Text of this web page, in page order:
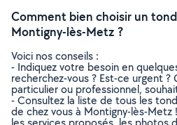
Comment bien choisir un
Montigny-lès-Metz ?
Voici nos conseils :
- Indiquez votre besoin en
recherchez-vous ? Est-ce urgent
particulier ou professionnel,
- Consultez la liste de tous les
de chez vous à Montigny-lès-Metz